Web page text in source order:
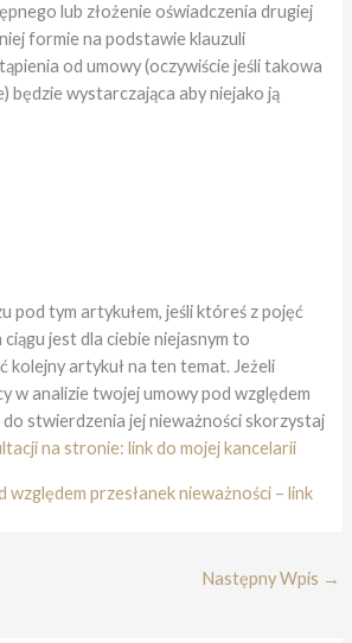
lub złożenie oświadczenia drugiej
formie na podstawie klauzuli
od umowy (oczywiście jeśli takowa
będzie wystarczająca aby niejako ją
pod tym artykułem, jeśli któreś z pojęć
jest dla ciebie niejasnym to
kolejny artykuł na ten temat. Jeżeli
w analizie twojej umowy pod względem
do stwierdzenia jej nieważności skorzystaj
na stronie: link do mojej kancelarii
względem przesłanek nieważności – link
Następny Wpis →